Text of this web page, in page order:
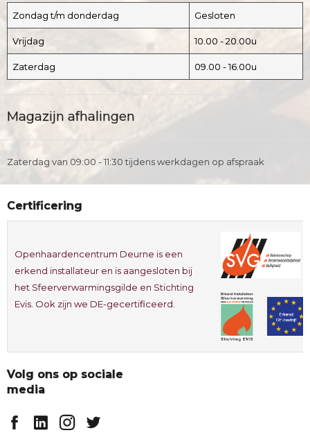
Zondag t/m donderdag Gesloten
Vrijdag 10.00 - 20.00u
Zaterdag 09.00 - 16.00u
Magazijn afhalingen
Zaterdag van 09:00 - 11:30 tijdens werkdagen op afspraak
Certificering
Openhaardencentrum Deurne is een
erkend installateur en is aangesloten bij
het Sfeerverwarmingsgilde en Stichting
Evis. Ook zijn we DE-gecertificeerd.
Volg ons op sociale
media